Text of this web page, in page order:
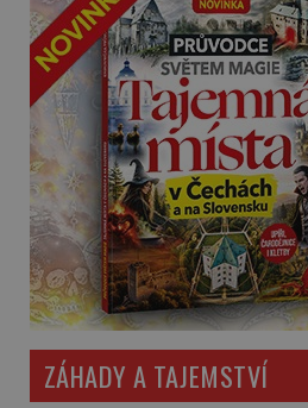
ZÁHADY A TAJEMSTVÍ